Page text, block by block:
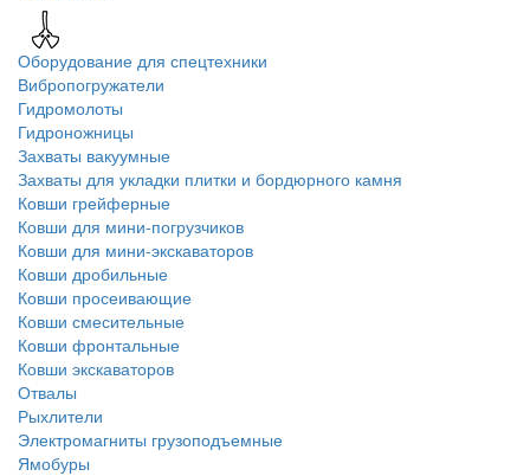
Оборудование для спецтехники
Вибропогружатели
Гидромолоты
Гидроножницы
Захваты вакуумные
Захваты для укладки плитки и бордюрного камня
Ковши грейферные
Ковши для мини-погрузчиков
Ковши для мини-экскаваторов
Ковши дробильные
Ковши просеивающие
Ковши смесительные
Ковши фронтальные
Ковши экскаваторов
Отвалы
Рыхлители
Электромагниты грузоподъемные
Ямобуры